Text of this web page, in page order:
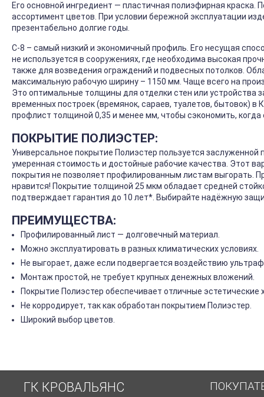
Его основной ингредиент — пластичная полиэфирная
ассортимент цветов. При условии бережной эксплуатации
презентабельно долгие годы.
С-8 – самый низкий и экономичный профиль. Его несущая
не используется в сооружениях, где необходима высокая
также для возведения ограждений и подвесных потолков.
максимальную рабочую ширину – 1150 мм. Чаще всего на
Это оптимальные толщины для отделки стен или устройства
временных построек (времянок, сараев, туалетов, бытовок)
профлист толщиной 0,35 и менее мм, чтобы сэкономить, когда
ПОКРЫТИЕ ПОЛИЭСТЕР:
Универсальное покрытие Полиэстер пользуется
умеренная стоимость и достойные рабочие качества. Этот
покрытия не позволяет профилированным листам выгорать.
нравится! Покрытие толщиной 25 мкм обладает средней
подтверждает гарантия до 10 лет*. Выбирайте надёжную
ПРЕИМУЩЕСТВА:
Профилированный лист — долговечный материал.
Можно эксплуатировать в разных климатических условиях.
Не выгорает, даже если подвергается воздействию
Монтаж простой, не требует крупных денежных вложений.
Покрытие Полиэстер обеспечивает отличные эстетические
Не корродирует, так как обработан покрытием Полиэстер.
Широкий выбор цветов.
ГК КРОВАЛЬЯНС